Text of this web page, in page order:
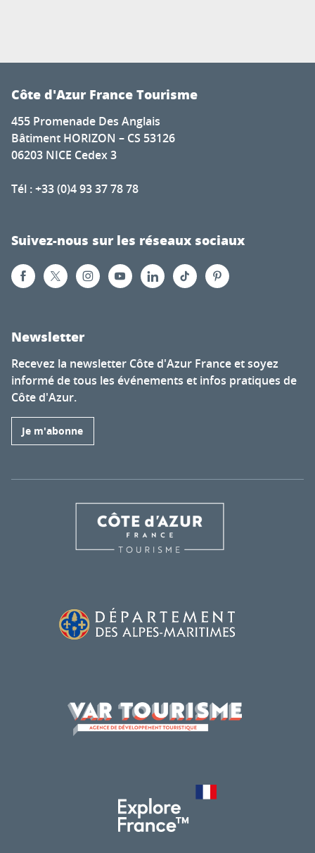
Côte d'Azur France Tourisme
455 Promenade Des Anglais
Bâtiment HORIZON – CS 53126
06203 NICE Cedex 3
Tél : +33 (0)4 93 37 78 78
Suivez-nous sur les réseaux sociaux
Newsletter
Recevez la newsletter Côte d'Azur France et soyez
informé de tous les événements et infos pratiques de
Côte d'Azur.
Je m'abonne